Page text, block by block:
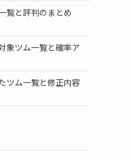
覧と評判のまとめ
象ツム一覧と確率ア
ツム一覧と修正内容